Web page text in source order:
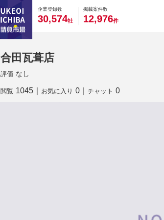
企業登録数
0
3
0
0,
0
5
0
74社
掲載案件数
0
1
0
2,
0
9
0
76件
合田瓦葺店
評価 なし
閲覧 1045 お気に入り 0 チャット 0